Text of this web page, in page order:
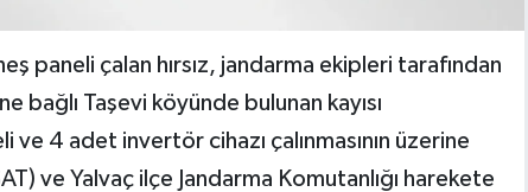
paneli çalan hırsız, jandarma ekipleri tarafından
bağlı Taşevi köyünde bulunan kayısı
4 adet invertör cihazı çalınmasının üzerine
ve Yalvaç ilçe Jandarma Komutanlığı harekete